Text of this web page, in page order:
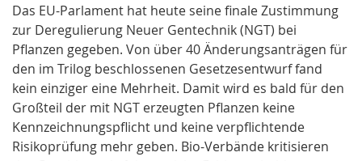
Das EU-Parlament hat heute seine finale Zustimmung
zur Deregulierung Neuer Gentechnik (NGT) bei
Pflanzen gegeben. Von über 40 Änderungsanträgen für
den im Trilog beschlossenen Gesetzesentwurf fand
kein einziger eine Mehrheit. Damit wird es bald für den
Großteil der mit NGT erzeugten Pflanzen keine
Kennzeichnungspflicht und keine verpflichtende
Risikoprüfung mehr geben. Bio-Verbände kritisieren